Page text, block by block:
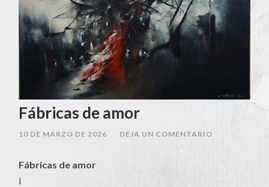
Fábricas de amor
10 DE MARZO DE 2026 DEJA UN COMENTARIO
Fábricas de amor
I